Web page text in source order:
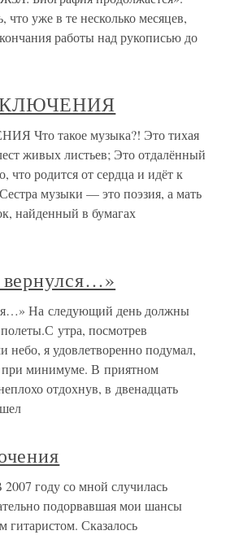
что уже в те несколько месяцев,
работы над рукописью до
Что такое музыка?! Это тихая
живых листьев; Это отдалённый
что родится от сердца и идёт к
музыки — это поэзия, а мать
найденный в бумагах
На следующий день должны
утра, посмотрев
небо, я удовлетворенно подумал,
при минимуме. В приятном
отдохнув, в двенадцать
году со мной случилась
подорвавшая мои шансы
гитаристом. Сказалось